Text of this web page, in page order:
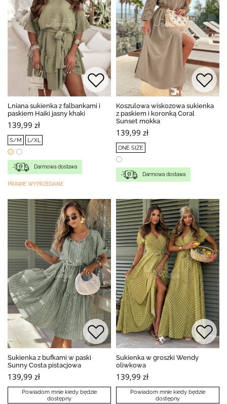
Lniana sukienka z falbankami i
paskiem Haiki jasny khaki
139,99 zł
S/M L/XL
Darmowa dostawa
PRAWIE WYPRZEDANE
Koszulowa wiskozowa sukienka
z paskiem i koronką Coral
Sunset mokka
139,99 zł
ONE SIZE
Darmowa dostawa
Sukienka z bufkami w paski
Sunny Costa pistacjowa
139,99 zł
Powiadom mnie kiedy będzie
dostępny
Sukienka w groszki Wendy
oliwkowa
139,99 zł
Powiadom mnie kiedy będzie
dostępny